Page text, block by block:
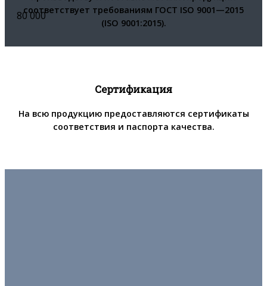
80 000
соответствует требованиям ГОСТ ISO 9001—2015
(ISO 9001:2015).
Сертификация
На всю продукцию предоставляются сертификаты
соответствия и паспорта качества.